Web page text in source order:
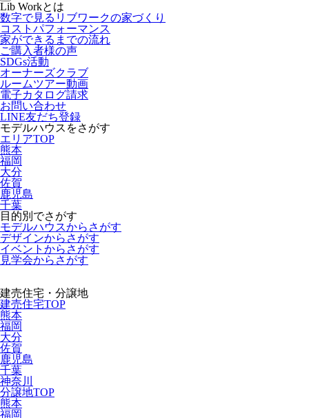
Lib Workとは
数字で見るリブワークの家づくり
コストパフォーマンス
家ができるまでの流れ
ご購入者様の声
SDGs活動
オーナーズクラブ
ルームツアー動画
電子カタログ請求
お問い合わせ
LINE友だち登録
モデルハウスをさがす
エリアTOP
熊本
福岡
大分
佐賀
鹿児島
千葉
目的別でさがす
モデルハウスからさがす
デザインからさがす
イベントからさがす
見学会からさがす
建売住宅・分譲地
建売住宅TOP
熊本
福岡
大分
佐賀
鹿児島
千葉
神奈川
分譲地TOP
熊本
福岡